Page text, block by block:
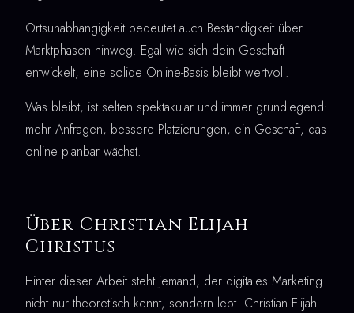
Ortsunabhängigkeit bedeutet auch Beständigkeit über
Marktphasen hinweg. Egal wie sich dein Geschäft
entwickelt, eine solide Online-Basis bleibt wertvoll.
Was bleibt, ist selten spektakulär und immer grundlegend:
mehr Anfragen, bessere Platzierungen, ein Geschäft, das
online planbar wächst.
Über Christian Elijah
Christus
Hinter dieser Arbeit steht jemand, der digitales Marketing
nicht nur theoretisch kennt, sondern lebt. Christian Elijah